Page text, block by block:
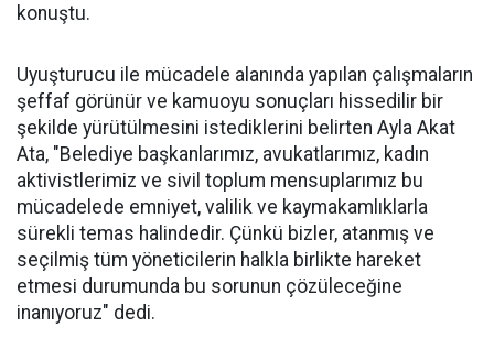
konuştu.
Uyuşturucu ile mücadele alanında yapılan çalışmaların
şeffaf görünür ve kamuoyu sonuçları hissedilir bir
şekilde yürütülmesini istediklerini belirten Ayla Akat
Ata, "Belediye başkanlarımız, avukatlarımız, kadın
aktivistlerimiz ve sivil toplum mensuplarımız bu
mücadelede emniyet, valilik ve kaymakamlıklarla
sürekli temas halindedir. Çünkü bizler, atanmış ve
seçilmiş tüm yöneticilerin halkla birlikte hareket
etmesi durumunda bu sorunun çözüleceğine
inanıyoruz" dedi.